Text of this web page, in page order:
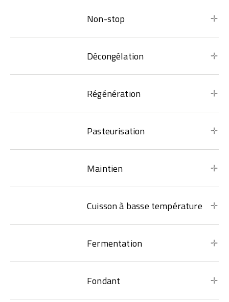
Non-stop
Décongélation
Régénération
Pasteurisation
Maintien
Cuisson à basse température
Fermentation
Fondant